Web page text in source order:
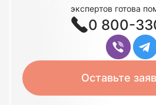
экспертов готова
0 800-
Оставьте